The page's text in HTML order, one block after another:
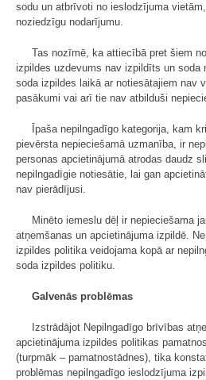
sodu un atbrīvoti no ieslodzījuma
noziedzīgu nodarījumu.
Tas nozīmē, ka attiecībā pret šiem
izpildes uzdevums nav izpildīts un soda
soda izpildes laikā ar notiesātajiem nav
pasākumi vai arī tie nav atbilduši
Īpaša nepilngadīgo kategorija, kam
pievērsta nepieciešamā uzmanība, ir
personas apcietinā­jumā atrodas daudz
nepilngadīgie notiesātie, lai gan
nav pierādījusi.
Minēto iemeslu dēļ ir nepieciešama
atņemšanas un apcietinājuma izpildē.
izpildes politika veidojama kopā ar
soda izpildes politiku.
Galvenās problēmas
Izstrādājot Nepilngadīgo brīvības
apcietinājuma izpildes politikas
(turpmāk – pamatnostād­nes), tika
problēmas nepilngadīgo ieslodzījuma